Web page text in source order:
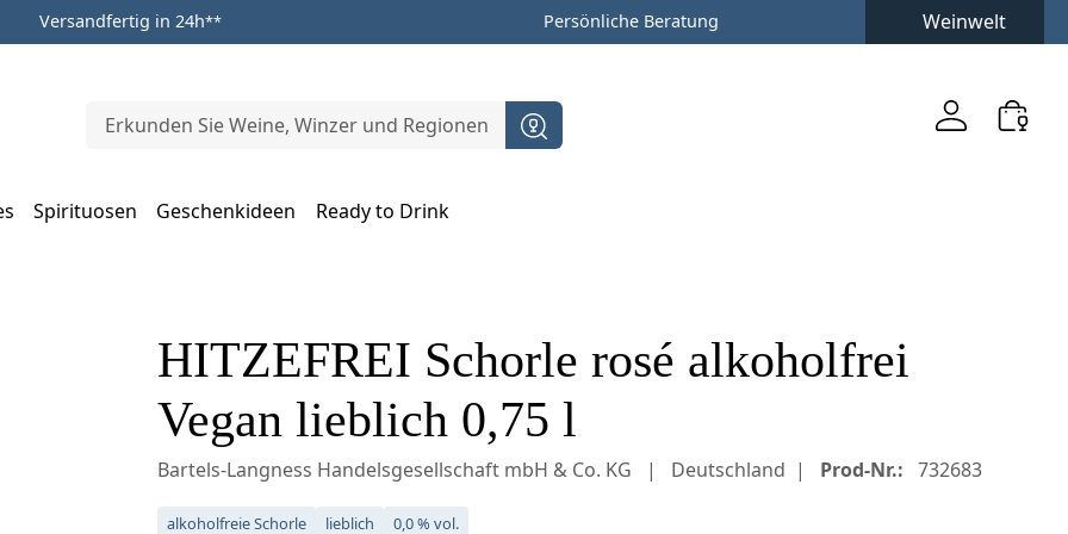
Versandfertig in 24h** Persönliche Beratung Weinwelt
Spirituosen Geschenkideen
Ready to Drink
HITZEFREI Schorle rosé alkoholfrei
Vegan lieblich 0,75 l
Bartels-Langness Handelsgesellschaft mbH & Co. KG Deutschland Prod-Nr.: 732683
alkoholfreie Schorle lieblich 0,0 % vol.